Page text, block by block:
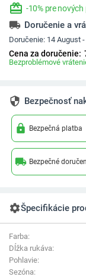
redeem -10% pre
local_shipping Doručenie a
Doručenie: 14 August
Cena za doručenie:
Bezproblémové
security Bezpečnosť
lock Bezpečná platba
local_shipping Bezpečné
settingsŠpecifikácie
Farba:
Dĺžka rukáva:
Pohlavie:
Sezóna: